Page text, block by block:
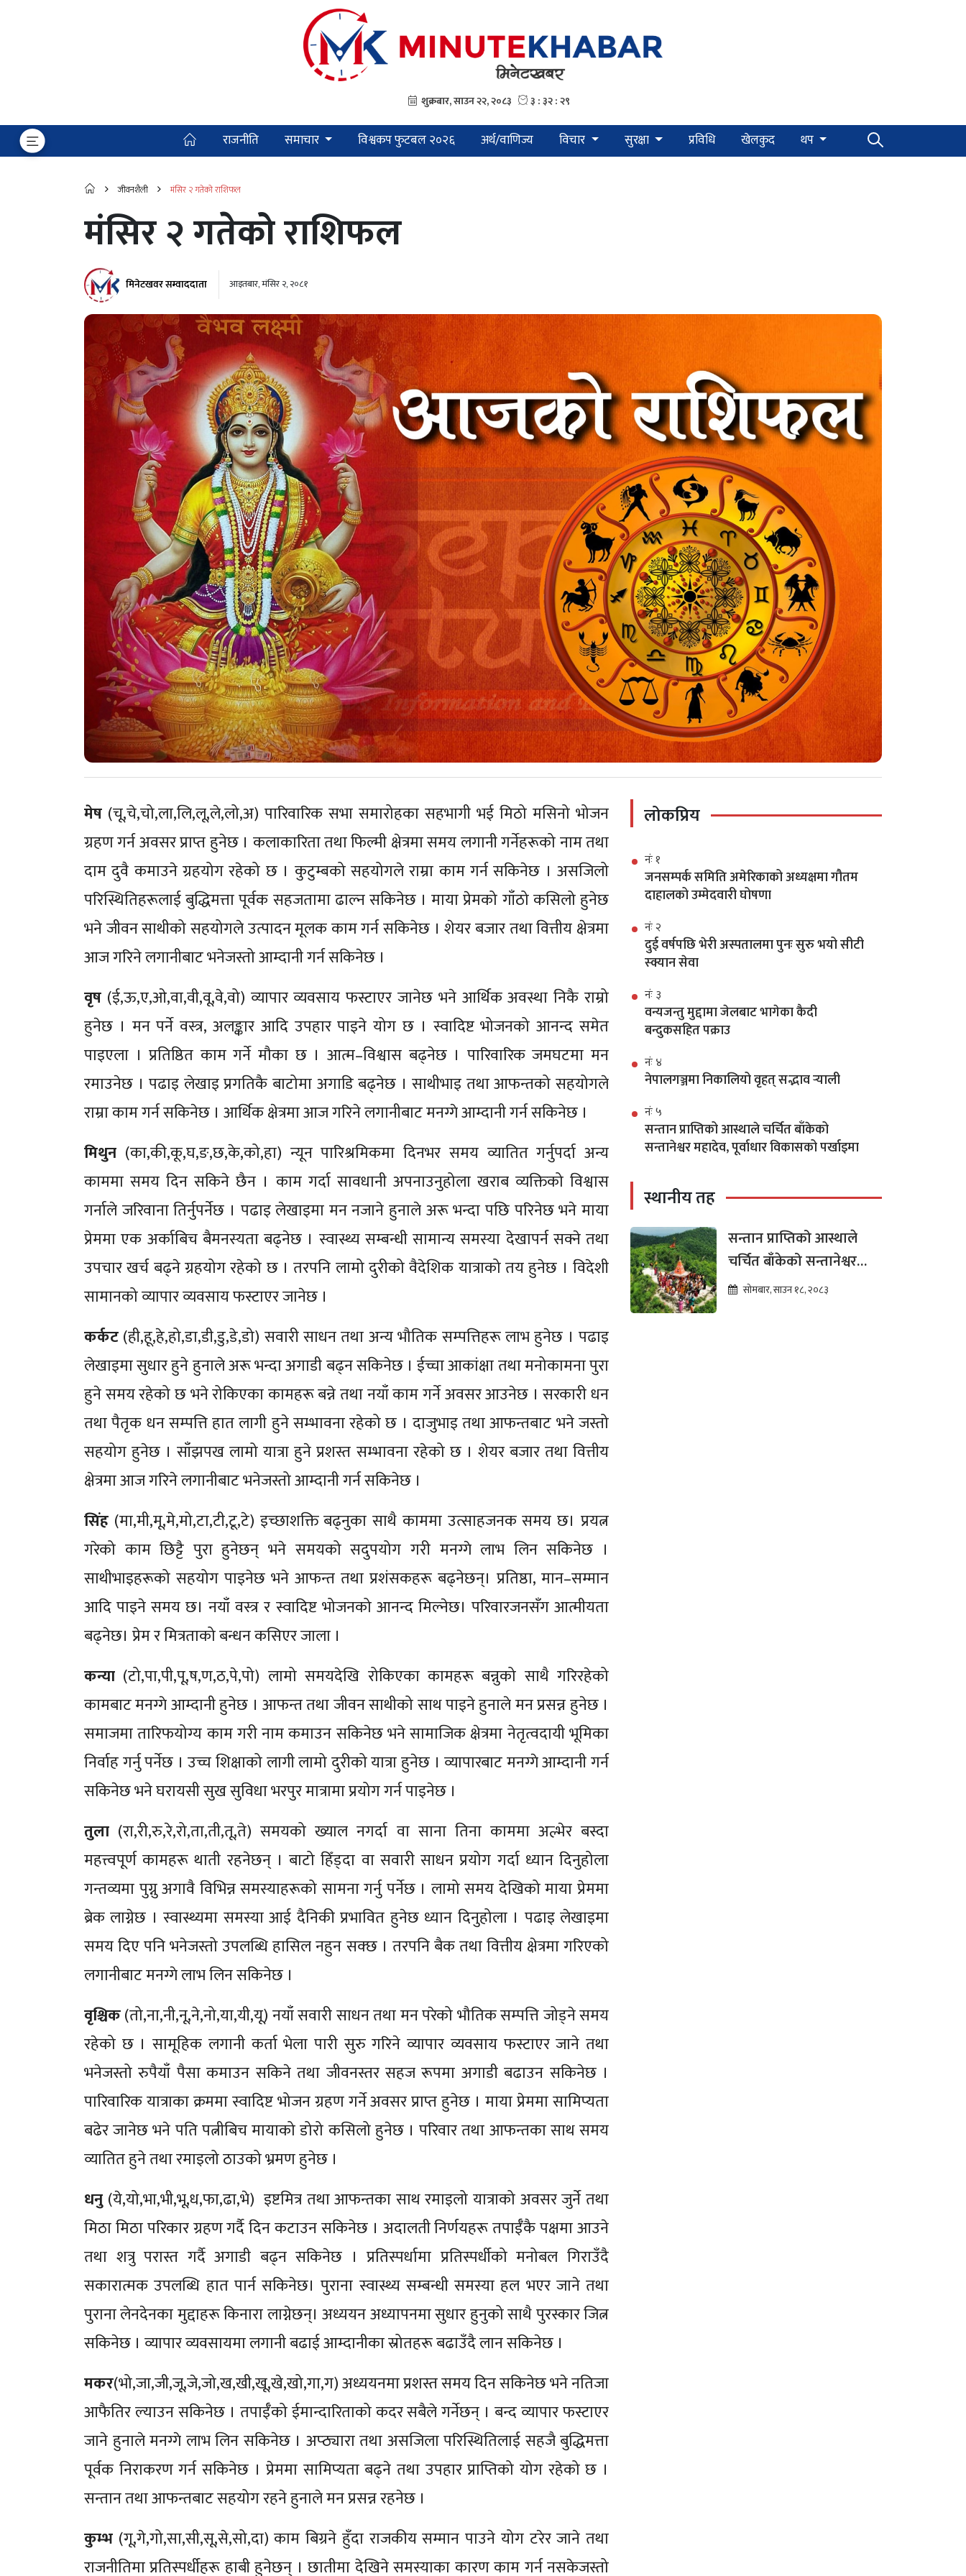
राजनीति समाचार विश्वकप फुटबल २०२६ अर्थ/वाणिज्य विचार सुरक्षा प्रविधि खेलकुद थप
जीवनशैली मंसिर २ गतेको राशिफल
मंसिर २ गतेको राशिफल
मिनेटखवर सम्वाददाता आइतबार, मंसिर २, २०८१
मेष (चू,चे,चो,ला,लि,लू,ले,लो,अ) पारिवारिक सभा समारोहका सहभागी भई मिठो मसिनो भोजन
ग्रहण गर्न अवसर प्राप्त हुनेछ । कलाकारिता तथा फिल्मी क्षेत्रमा समय लगानी गर्नेहरूको नाम तथा
दाम दुवै कमाउने ग्रहयोग रहेको छ । कुटुम्बको सहयोगले राम्रा काम गर्न सकिनेछ । असजिलो
परिस्थितिहरूलाई बुद्धिमत्ता पूर्वक सहजतामा ढाल्न सकिनेछ । माया प्रेमको गाँठो कसिलो हुनेछ
भने जीवन साथीको सहयोगले उत्पादन मूलक काम गर्न सकिनेछ । शेयर बजार तथा वित्तीय क्षेत्रमा
आज गरिने लगानीबाट भनेजस्तो आम्दानी गर्न सकिनेछ ।
वृष (ई,ऊ,ए,ओ,वा,वी,वू,वे,वो) व्यापार व्यवसाय फस्टाएर जानेछ भने आर्थिक अवस्था निकै राम्रो
हुनेछ । मन पर्ने वस्त्र, अलङ्कार आदि उपहार पाइने योग छ । स्वादिष्ट भोजनको आनन्द समेत
पाइएला । प्रतिष्ठित काम गर्ने मौका छ । आत्म–विश्वास बढ्नेछ । पारिवारिक जमघटमा मन
रमाउनेछ । पढाइ लेखाइ प्रगतिकै बाटोमा अगाडि बढ्नेछ । साथीभाइ तथा आफन्तको सहयोगले
राम्रा काम गर्न सकिनेछ । आर्थिक क्षेत्रमा आज गरिने लगानीबाट मनग्गे आम्दानी गर्न सकिनेछ ।
मिथुन (का,की,कू,घ,ङ,छ,के,को,हा) न्यून पारिश्रमिकमा दिनभर समय व्यातित गर्नुपर्दा अन्य
काममा समय दिन सकिने छैन । काम गर्दा सावधानी अपनाउनुहोला खराब व्यक्तिको विश्वास
गर्नाले जरिवाना तिर्नुपर्नेछ । पढाइ लेखाइमा मन नजाने हुनाले अरू भन्दा पछि परिनेछ भने माया
प्रेममा एक अर्काबिच बैमनस्यता बढ्नेछ । स्वास्थ्य सम्बन्धी सामान्य समस्या देखापर्न सक्ने तथा
उपचार खर्च बढ्ने ग्रहयोग रहेको छ । तरपनि लामो दुरीको वैदेशिक यात्राको तय हुनेछ । विदेशी
सामानको व्यापार व्यवसाय फस्टाएर जानेछ ।
कर्कट(ही,हू,हे,हो,डा,डी,डु,डे,डो) सवारी साधन तथा अन्य भौतिक सम्पत्तिहरू लाभ हुनेछ । पढाइ
लेखाइमा सुधार हुने हुनाले अरू भन्दा अगाडी बढ्न सकिनेछ । ईच्चा आकांक्षा तथा मनोकामना पुरा
हुने समय रहेको छ भने रोकिएका कामहरू बन्ने तथा नयाँ काम गर्ने अवसर आउनेछ । सरकारी धन
तथा पैतृक धन सम्पत्ति हात लागी हुने सम्भावना रहेको छ । दाजुभाइ तथा आफन्तबाट भने जस्तो
सहयोग हुनेछ । साँझपख लामो यात्रा हुने प्रशस्त सम्भावना रहेको छ । शेयर बजार तथा वित्तीय
क्षेत्रमा आज गरिने लगानीबाट भनेजस्तो आम्दानी गर्न सकिनेछ ।
सिंह (मा,मी,मू,मे,मो,टा,टी,टू,टे) इच्छाशक्ति बढ्नुका साथै काममा उत्साहजनक समय छ। प्रयत्न
गरेको काम छिट्टै पुरा हुनेछन् भने समयको सदुपयोग गरी मनग्गे लाभ लिन सकिनेछ ।
साथीभाइहरूको सहयोग पाइनेछ भने आफन्त तथा प्रशंसकहरू बढ्नेछन्। प्रतिष्ठा, मान–सम्मान
आदि पाइने समय छ। नयाँ वस्त्र र स्वादिष्ट भोजनको आनन्द मिल्नेछ। परिवारजनसँग आत्मीयता
बढ्नेछ। प्रेम र मित्रताको बन्धन कसिएर जाला ।
कन्या (टो,पा,पी,पू,ष,ण,ठ,पे,पो) लामो समयदेखि रोकिएका कामहरू बन्नुको साथै गरिरहेको
कामबाट मनग्गे आम्दानी हुनेछ । आफन्त तथा जीवन साथीको साथ पाइने हुनाले मन प्रसन्न हुनेछ ।
समाजमा तारिफयोग्य काम गरी नाम कमाउन सकिनेछ भने सामाजिक क्षेत्रमा नेतृत्वदायी भूमिका
निर्वाह गर्नु पर्नेछ । उच्च शिक्षाको लागी लामो दुरीको यात्रा हुनेछ । व्यापारबाट मनग्गे आम्दानी गर्न
सकिनेछ भने घरायसी सुख सुविधा भरपुर मात्रामा प्रयोग गर्न पाइनेछ ।
तुला (रा,री,रु,रे,रो,ता,ती,तू,ते) समयको ख्याल नगर्दा वा साना तिना काममा अल्भेर बस्दा
महत्त्वपूर्ण कामहरू थाती रहनेछन् । बाटो हिँड्दा वा सवारी साधन प्रयोग गर्दा ध्यान दिनुहोला
गन्तव्यमा पुग्नु अगावै विभिन्न समस्याहरूको सामना गर्नु पर्नेछ । लामो समय देखिको माया प्रेममा
ब्रेक लाग्नेछ । स्वास्थ्यमा समस्या आई दैनिकी प्रभावित हुनेछ ध्यान दिनुहोला । पढाइ लेखाइमा
समय दिए पनि भनेजस्तो उपलब्धि हासिल नहुन सक्छ । तरपनि बैक तथा वित्तीय क्षेत्रमा गरिएको
लगानीबाट मनग्गे लाभ लिन सकिनेछ ।
वृश्चिक(तो,ना,नी,नू,ने,नो,या,यी,यू) नयाँ सवारी साधन तथा मन परेको भौतिक सम्पत्ति जोड्ने समय
रहेको छ । सामूहिक लगानी कर्ता भेला पारी सुरु गरिने व्यापार व्यवसाय फस्टाएर जाने तथा
भनेजस्तो रुपैयाँ पैसा कमाउन सकिने तथा जीवनस्तर सहज रूपमा अगाडी बढाउन सकिनेछ ।
पारिवारिक यात्राका क्रममा स्वादिष्ट भोजन ग्रहण गर्ने अवसर प्राप्त हुनेछ । माया प्रेममा सामिप्यता
बढेर जानेछ भने पति पत्नीबिच मायाको डोरो कसिलो हुनेछ । परिवार तथा आफन्तका साथ समय
व्यातित हुने तथा रमाइलो ठाउको भ्रमण हुनेछ ।
धनु(ये,यो,भा,भी,भू,ध,फा,ढा,भे) इष्टमित्र तथा आफन्तका साथ रमाइलो यात्राको अवसर जुर्ने तथा
मिठा मिठा परिकार ग्रहण गर्दै दिन कटाउन सकिनेछ । अदालती निर्णयहरू तपाईँकै पक्षमा आउने
तथा शत्रु परास्त गर्दै अगाडी बढ्न सकिनेछ । प्रतिस्पर्धामा प्रतिस्पर्धीको मनोबल गिराउँदै
सकारात्मक उपलब्धि हात पार्न सकिनेछ। पुराना स्वास्थ्य सम्बन्धी समस्या हल भएर जाने तथा
पुराना लेनदेनका मुद्दाहरू किनारा लाग्नेछन्। अध्ययन अध्यापनमा सुधार हुनुको साथै पुरस्कार जित्न
सकिनेछ । व्यापार व्यवसायमा लगानी बढाई आम्दानीका स्रोतहरू बढाउँदै लान सकिनेछ ।
मकर(भो,जा,जी,जू,जे,जो,ख,खी,खू,खे,खो,गा,ग) अध्ययनमा प्रशस्त समय दिन सकिनेछ भने नतिजा
आफैतिर ल्याउन सकिनेछ । तपाईँको ईमान्दारिताको कदर सबैले गर्नेछन् । बन्द व्यापार फस्टाएर
जाने हुनाले मनग्गे लाभ लिन सकिनेछ । अप्ठ्यारा तथा असजिला परिस्थितिलाई सहजै बुद्धिमत्ता
पूर्वक निराकरण गर्न सकिनेछ । प्रेममा सामिप्यता बढ्ने तथा उपहार प्राप्तिको योग रहेको छ ।
सन्तान तथा आफन्तबाट सहयोग रहने हुनाले मन प्रसन्न रहनेछ ।
कुम्भ (गू,गे,गो,सा,सी,सू,से,सो,दा) काम बिग्रने हुँदा राजकीय सम्मान पाउने योग टरेर जाने तथा
राजनीतिमा प्रतिस्पर्धीहरू हाबी हुनेछन् । छातीमा देखिने समस्याका कारण काम गर्न नसकेजस्तो
लोकप्रिय
नंः १
जनसम्पर्क समिति अमेरिकाको अध्यक्षमा गौतम
दाहालको उम्मेदवारी घोषणा
नंः २
दुई वर्षपछि भेरी अस्पतालमा पुनः सुरु भयो सीटी
स्क्यान सेवा
नंः ३
वन्यजन्तु मुद्दामा जेलबाट भागेका कैदी
बन्दुकसहित पक्राउ
नंः ४
नेपालगञ्जमा निकालियो वृहत् सद्भाव र्‍याली
नंः ५
सन्तान प्राप्तिको आस्थाले चर्चित बाँकेको
सन्तानेश्वर महादेव, पूर्वाधार विकासको पर्खाइमा
स्थानीय तह
सन्तान प्राप्तिको आस्थाले
चर्चित बाँकेको सन्तानेश्वर
महादेव, पूर्वाधार विकासको
सोमबार, साउन १८, २०८३